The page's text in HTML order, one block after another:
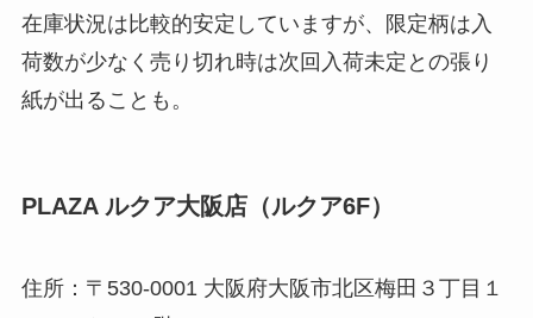
在庫状況は比較的安定していますが、限定柄は入
荷数が少なく売り切れ時は次回入荷未定との張り
紙が出ることも。
PLAZA ルクア大阪店（ルクア6F）
住所：〒530-0001 大阪府大阪市北区梅田３丁目１